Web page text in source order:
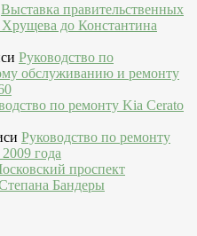
Выставка правительственных
до Константина
Руководство по
обслуживанию и ремонту
по ремонту Kia Cerato
Руководство по ремонту
года
проспект
Бандеры